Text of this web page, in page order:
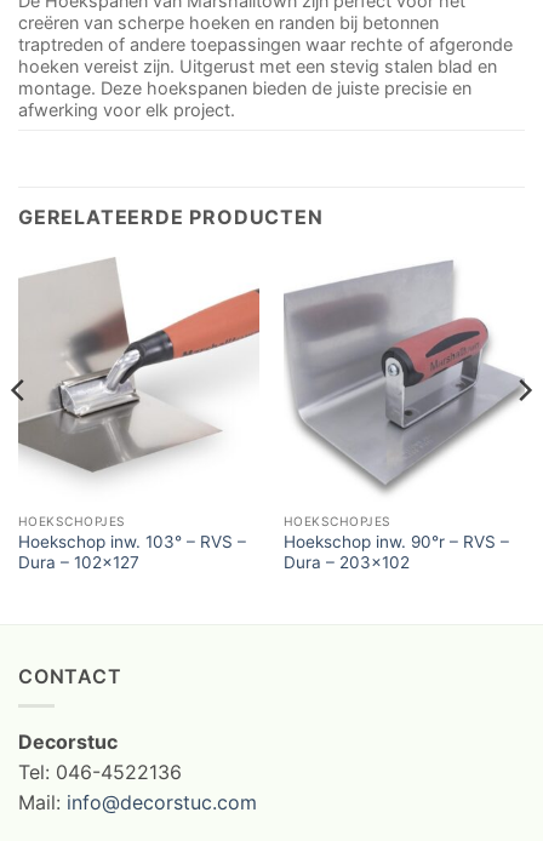
creëren van scherpe hoeken en randen bij betonnen
traptreden of andere toepassingen waar rechte of afgeronde
hoeken vereist zijn. Uitgerust met een stevig stalen blad en
montage. Deze hoekspanen bieden de juiste precisie en
afwerking voor elk project.
GERELATEERDE PRODUCTEN
HOEKSCHOPJES
Hoekschop inw. 103° – RVS –
Dura – 102×127
HOEKSCHOPJES
Hoekschop inw. 90°r – RVS –
Dura – 203×102
CONTACT
Decorstuc
Tel: 046-4522136
Mail: info@decorstuc.com